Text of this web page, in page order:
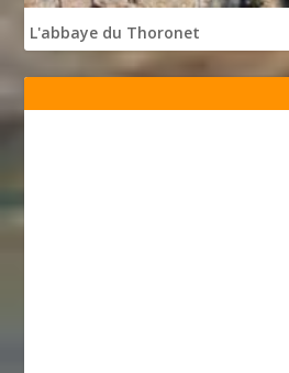
L'abbaye du Thoronet